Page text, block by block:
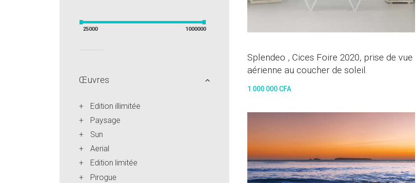
Splendeo , Cices Foire 2020, prise de vue
aérienne au coucher de soleil.
1 000 000 CFA
25000 1000000
Œuvres
Edition illimitée
Paysage
Sun
Aerial
Edition limitée
Pirogue